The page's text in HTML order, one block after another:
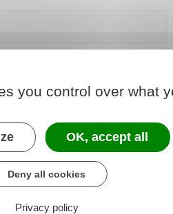
inscrivez :
Saint-Barthélemy,
Futuna
you control over what
OK, accept all
Deny all cookies
Privacy policy